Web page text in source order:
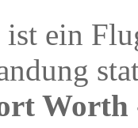
ist ein